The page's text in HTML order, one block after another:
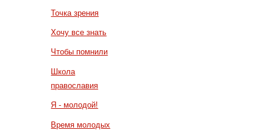
Точка зрения
Хочу все знать
Чтобы помнили
Школа
православия
Я - молодой!
Время молодых